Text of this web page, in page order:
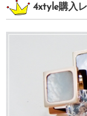
4xtyle購入